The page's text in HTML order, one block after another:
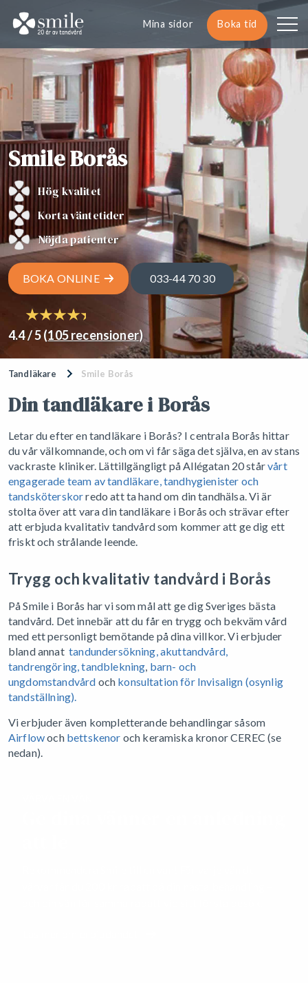
Smile Borås
Hög kvalitet
Korta väntetider
Nöjda patienter
BOKA ONLINE 033-44 70 30
4.4 / 5 (105 recensioner)
Tandläkare Smile Borås
Din tandläkare i Borås
Letar du efter en tandläkare i Borås? I centrala Borås hittar
du vår välkomnande, och om vi får säga det själva, en av stans
vackraste kliniker. Lättillgängligt på Allégatan 20 stårvårt
engagerade team av tandläkare, tandhygienister och
tandsköterskorredo att ta hand om din tandhälsa. Vi är
stolta över att vara din tandläkare i Borås och strävar efter
att erbjuda kvalitativ tandvård som kommer att ge dig ett
friskt och strålande leende.
Trygg och kvalitativ tandvård i Borås
På Smile i Borås har vi som mål att ge dig Sveriges bästa
tandvård. Det innebär att du får en trygg och bekväm vård
med ett personligt bemötande på dina villkor. Vi erbjuder
bland annattandundersökning, akuttandvård,
tandrengöring, tandblekning, barn- och
ungdomstandvård och konsultation för Invisalign (osynlig
tandställning).
Vi erbjuder även kompletterande behandlingar såsom
Airflowoch bettskenor och keramiska kronor CEREC (se
nedan).
Mina sidor Boka tid